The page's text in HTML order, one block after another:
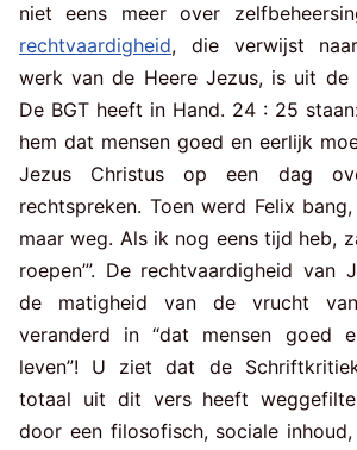
niet eens meer over
rechtvaardigheid, die verwijst
werk van de Heere Jezus, is uit de
De BGT heeft in Hand. 24 : 25
hem dat mensen goed en eerlijk
Jezus Christus op een dag
rechtspreken. Toen werd Felix
maar weg. Als ik nog eens tijd heb,
roepen’”. De rechtvaardigheid van
de matigheid van de vrucht
veranderd in “dat mensen goed
leven”! U ziet dat de
totaal uit dit vers heeft
door een filosofisch, sociale inhoud,